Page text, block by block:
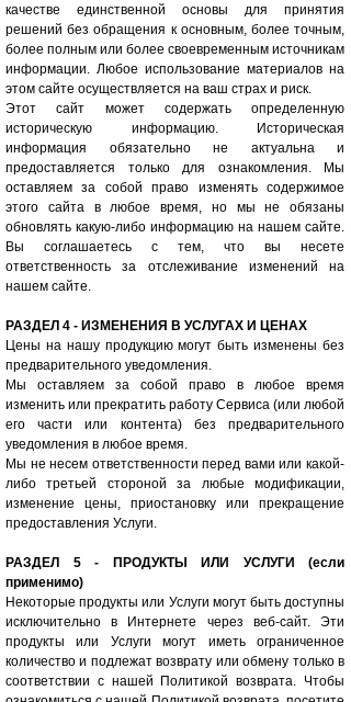
качестве единственной основы для принятия
решений без обращения к основным, более точным,
более полным или более своевременным источникам
информации. Любое использование материалов на
этом сайте осуществляется на ваш страх и риск.
Этот сайт может содержать определенную
историческую информацию. Историческая
информация обязательно не актуальна и
предоставляется только для ознакомления. Мы
оставляем за собой право изменять содержимое
этого сайта в любое время, но мы не обязаны
обновлять какую-либо информацию на нашем сайте.
Вы соглашаетесь с тем, что вы несете
ответственность за отслеживание изменений на
нашем сайте.
РАЗДЕЛ 4 - ИЗМЕНЕНИЯ В УСЛУГАХ И ЦЕНАХ
Цены на нашу продукцию могут быть изменены без
предварительного уведомления.
Мы оставляем за собой право в любое время
изменить или прекратить работу Сервиса (или любой
его части или контента) без предварительного
уведомления в любое время.
Мы не несем ответственности перед вами или какой-
либо третьей стороной за любые модификации,
изменение цены, приостановку или прекращение
предоставления Услуги.
РАЗДЕЛ 5 - ПРОДУКТЫ ИЛИ УСЛУГИ (если
применимо)
Некоторые продукты или Услуги могут быть доступны
исключительно в Интернете через веб-сайт. Эти
продукты или Услуги могут иметь ограниченное
количество и подлежат возврату или обмену только в
соответствии с нашей Политикой возврата. Чтобы